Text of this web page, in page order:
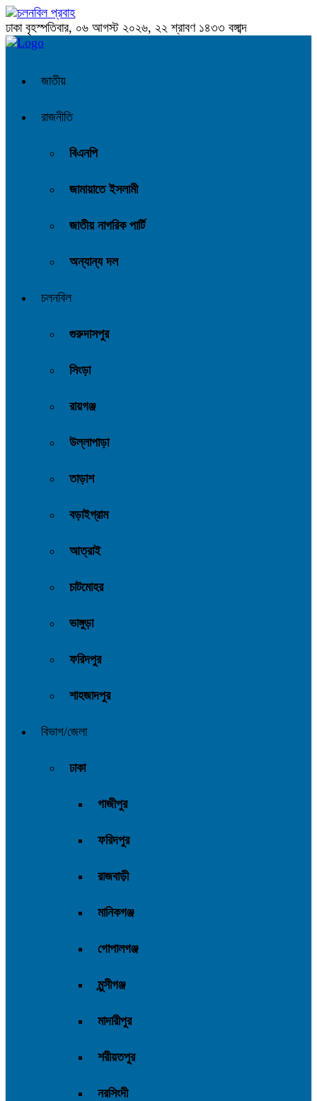
ঢাকা বৃহস্পতিবার, ০৬ আগস্ট ২০২৬, ২২ শ্রাবণ ১৪৩৩ বঙ্গাব্দ
জাতীয়
রাজনীতি
বিএনপি
জামায়াতে ইসলামী
জাতীয় নাগরিক পার্টি
অন্যান্য দল
চলনবিল
গুরুদাসপুর
সিংড়া
রায়গঞ্জ
উল্লাপাড়া
তাড়াশ
বড়াইগ্রাম
আত্রাই
চাটমোহর
ভাঙ্গুড়া
ফরিদপুর
শাহজাদপুর
বিভাগ/জেলা
ঢাকা
গাজীপুর
ফরিদপুর
রাজবাড়ী
মানিকগঞ্জ
গোপালগঞ্জ
মুন্সীগঞ্জ
মাদারীপুর
শরীয়তপুর
নরসিংদী